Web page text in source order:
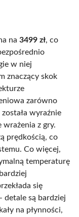
na 3499 zł, co
w niej
znaczący skok
zarówno
wyraźnie
wrażenia z gry.
prędkością, co
Co więcej,
temperaturę
się
detale są bardziej
na płynności,